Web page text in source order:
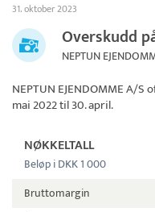
31. oktober 2023
Overskudd
NEPTUN
NEPTUN EJENDOMME A/S
mai 2022 til 30. april.
NØKKELTALL
Beløp i DKK 1 000
Bruttomargin